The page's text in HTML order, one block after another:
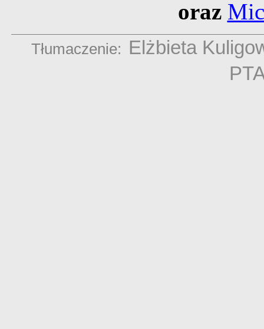
oraz
Tłumaczenie: Elżbieta